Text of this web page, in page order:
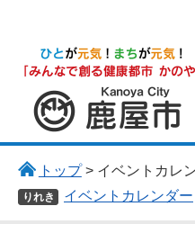
鹿屋市
トップ> イベントカレ
りれき イベントカレンダー